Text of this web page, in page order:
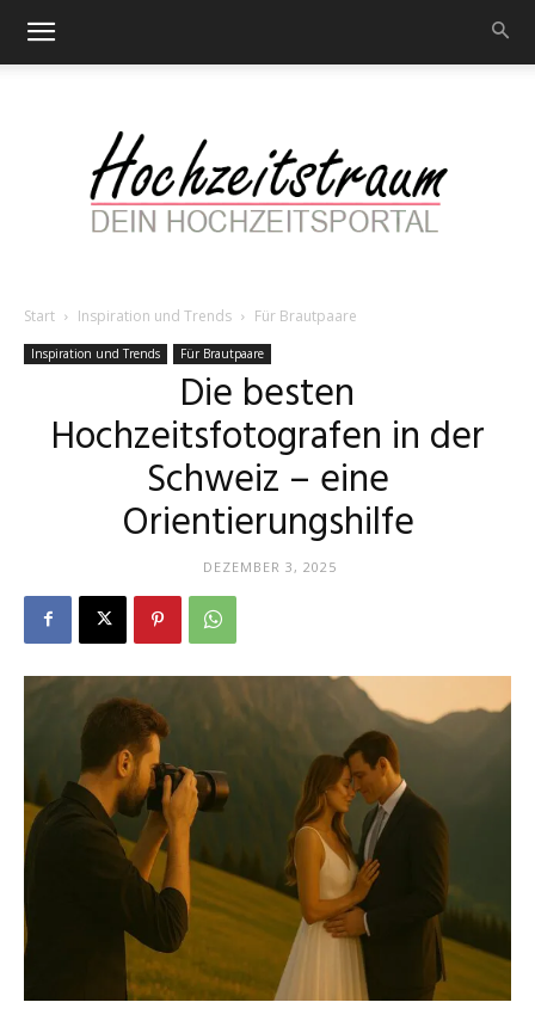
Hochzeitstraum
–
Dein
um
das
Start Inspiration und Trends Für Brautpaare
Inspiration und Trends Für Brautpaare
Die besten
Hochzeitsfotografen in der
Schweiz – eine
Orientierungshilfe
DEZEMBER 3, 2025